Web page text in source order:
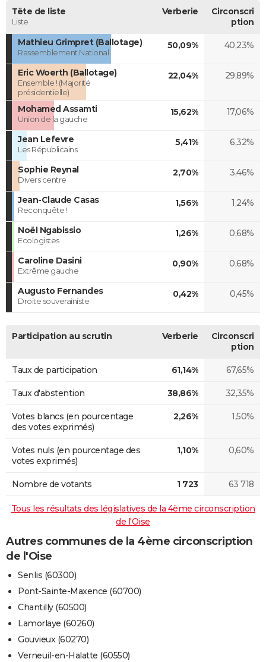
Tête de liste
Liste
Verberie
Circonscri
ption
Mathieu Grimpret (Ballotage)
Rassemblement National
50,09% 40,23%
Eric Woerth (Ballotage)
Ensemble ! (Majorité
présidentielle)
22,04% 29,89%
Mohamed Assamti
Union de la gauche
15,62% 17,06%
Jean Lefevre
Les Républicains
5,41% 6,32%
Sophie Reynal
Divers centre
2,70% 3,46%
Jean-Claude Casas
Reconquête !
1,56% 1,24%
Noël Ngabissio
Ecologistes
1,26% 0,68%
Caroline Dasini
Extrême gauche
0,90% 0,68%
Augusto Fernandes
Droite souverainiste
0,42% 0,45%
Participation au scrutin Verberie
Circonscri
ption
Taux de participation 61,14% 67,65%
Taux d'abstention 38,86% 32,35%
Votes blancs (en pourcentage
des votes exprimés)
2,26% 1,50%
Votes nuls (en pourcentage des
votes exprimés)
1,10% 0,60%
Nombre de votants 1 723 63 718
Tous les résultats des législatives de la 4ème circonscription
de l'Oise
Autres communes de la 4ème circonscription
de l'Oise
Senlis (60300)
Pont-Sainte-Maxence (60700)
Chantilly (60500)
Lamorlaye (60260)
Gouvieux (60270)
Verneuil-en-Halatte (60550)